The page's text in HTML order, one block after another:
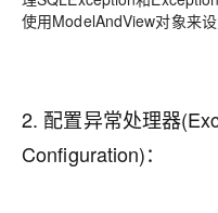
使用ModelAndView对象来
2. 配置异常处理器
Configuration)：